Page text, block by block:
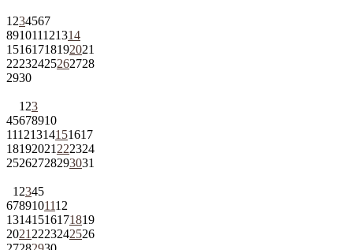
1 234567
891011121314
15161718192021
22232425262728
2930
1 23
45678910
11121314151617
18192021 222324
25262728293031
1 2345
6789101112
13141516171819
2021 2223242526